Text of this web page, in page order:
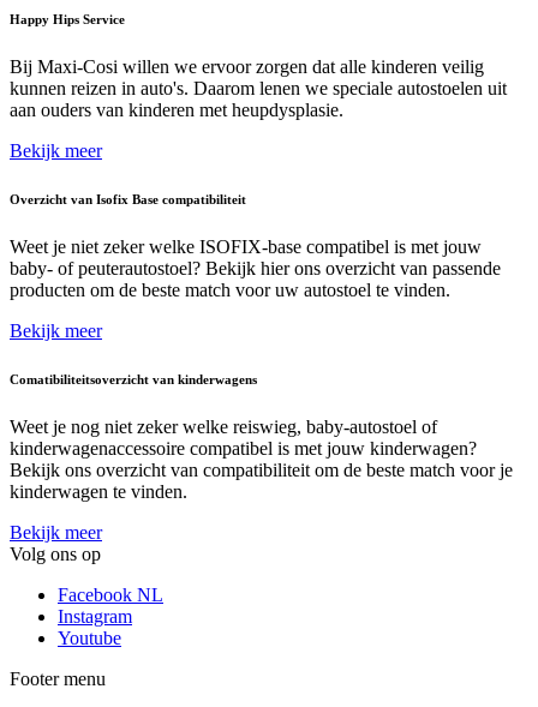
Happy Hips Service
Bij Maxi-Cosi willen we ervoor zorgen dat alle kinderen veilig
kunnen reizen in auto's. Daarom lenen we speciale autostoelen uit
aan ouders van kinderen met heupdysplasie.
Bekijk meer
Overzicht van Isofix Base compatibiliteit
Weet je niet zeker welke ISOFIX-base compatibel is met jouw
baby- of peuterautostoel? Bekijk hier ons overzicht van passende
producten om de beste match voor uw autostoel te vinden.
Bekijk meer
Comatibiliteitsoverzicht van kinderwagens
Weet je nog niet zeker welke reiswieg, baby-autostoel of
kinderwagenaccessoire compatibel is met jouw kinderwagen?
Bekijk ons overzicht van compatibiliteit om de beste match voor je
kinderwagen te vinden.
Bekijk meer
Volg ons op
Facebook NL
Instagram
Youtube
Footer menu